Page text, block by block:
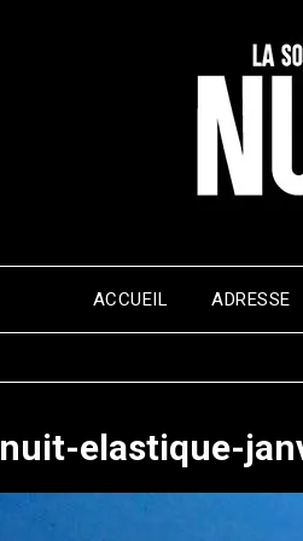
ACCUEIL ADRESSE
nuit-elastique-